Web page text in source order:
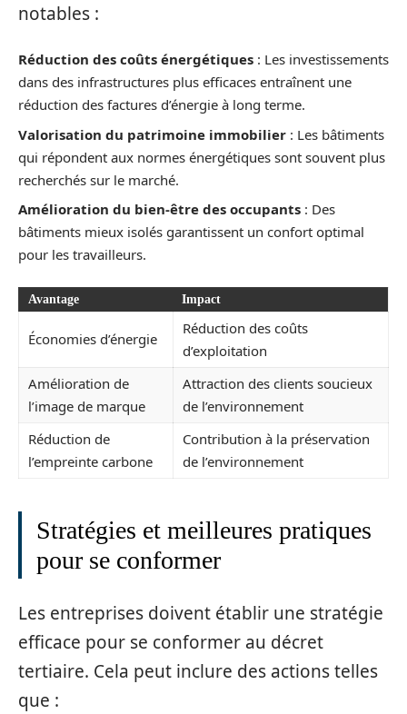
notables :
Réduction des coûts énergétiques : Les investissements
dans des infrastructures plus efficaces entraînent une
réduction des factures d’énergie à long terme.
Valorisation du patrimoine immobilier : Les bâtiments
qui répondent aux normes énergétiques sont souvent plus
recherchés sur le marché.
Amélioration du bien-être des occupants : Des
bâtiments mieux isolés garantissent un confort optimal
pour les travailleurs.
Avantage Impact
Économies d’énergie
Réduction des coûts
d’exploitation
Amélioration de
l’image de marque
Attraction des clients soucieux
de l’environnement
Réduction de
l’empreinte carbone
Contribution à la préservation
de l’environnement
Stratégies et meilleures pratiques
pour se conformer
Les entreprises doivent établir une stratégie
efficace pour se conformer au décret
tertiaire. Cela peut inclure des actions telles
que :